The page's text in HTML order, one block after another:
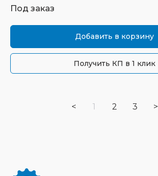
Под заказ
Добавить в корзину
Получить КП в 1 клик
< 1 2 3 >